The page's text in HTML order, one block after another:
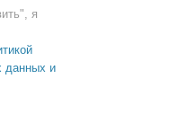
я
данных и